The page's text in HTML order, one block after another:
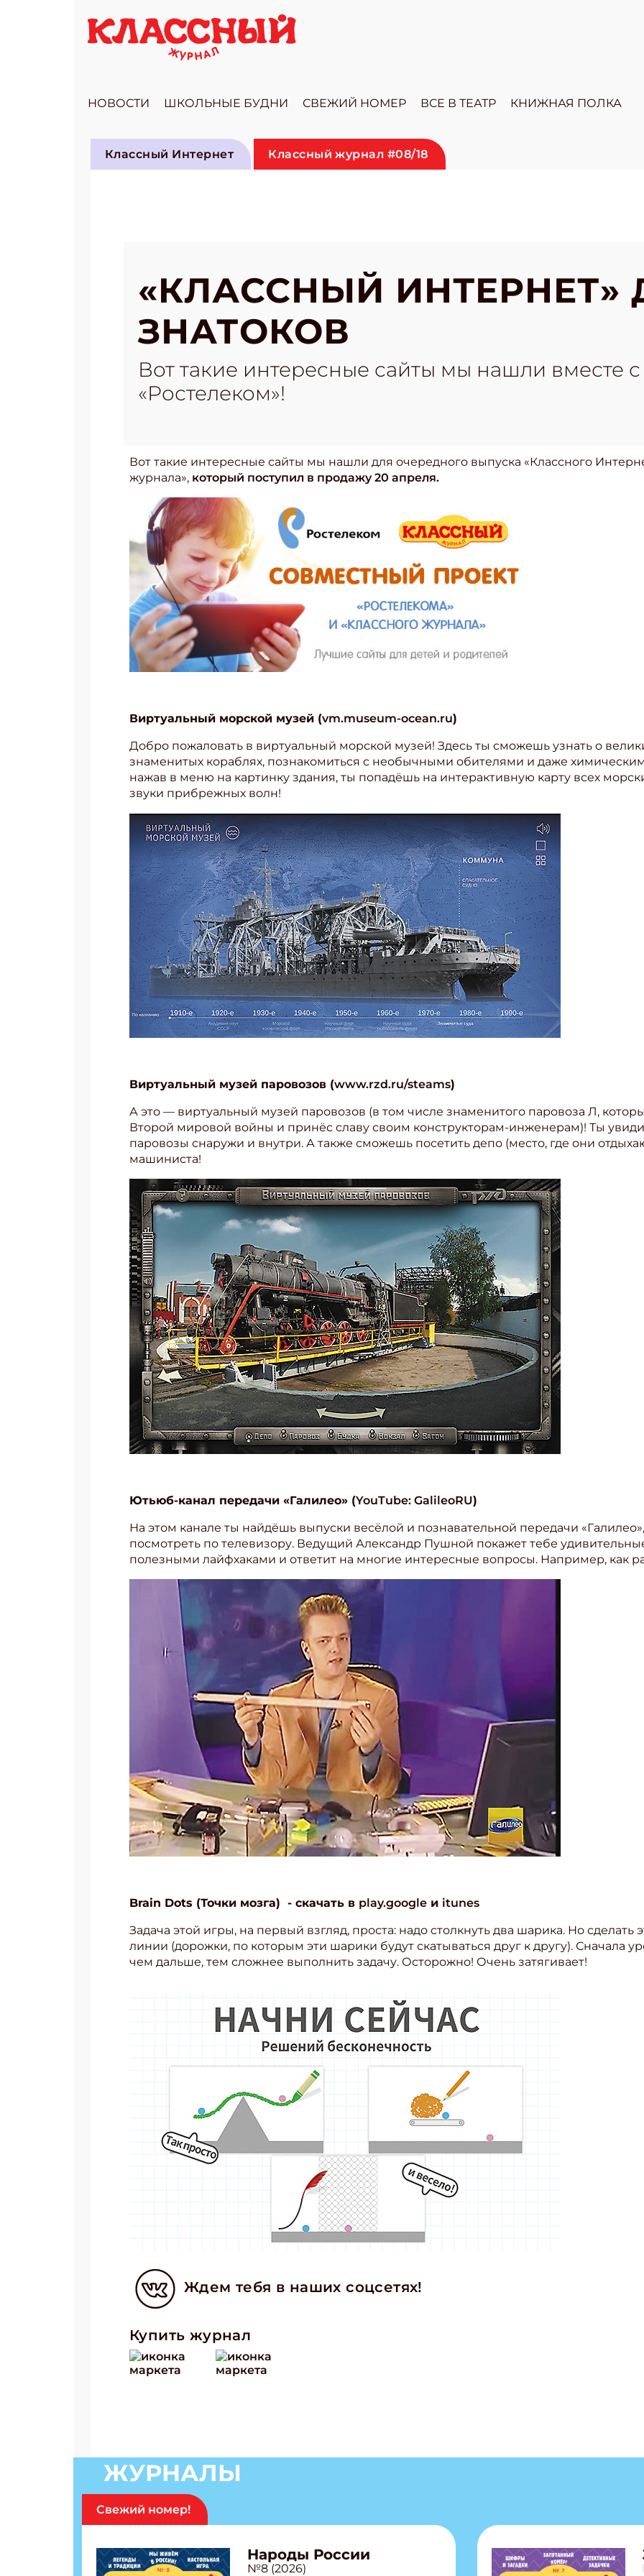
НОВОСТИ ШКОЛЬНЫЕ БУДНИ СВЕЖИЙ НОМЕР ВСЕ В ТЕАТР КНИЖНАЯ ПОЛКА
Классный Интернет Классный журнал #08/18
«КЛАССНЫЙ ИНТЕРНЕТ»
ЗНАТОКОВ
Вот такие интересные сайты мы нашли вместе
«Ростелеком»!
Вот такие интересные сайты мы нашли для очередного выпуска «Классного
журнала», который поступил в продажу 20 апреля.
Виртуальный морской музей (vm.museum-ocean.ru)
Добро пожаловать в виртуальный морской музей! Здесь ты сможешь узнать о
знаменитых кораблях, познакомиться с необычными обителями и даже
нажав в меню на картинку здания, ты попадёшь на интерактивную карту всех
звуки прибрежных волн!
Виртуальный музей паровозов (www.rzd.ru/steams)
А это — виртуальный музей паровозов (в том числе знаменитого паровоза Л,
Второй мировой войны и принёс славу своим конструкторам-инженерам)! Ты
паровозы снаружи и внутри. А также сможешь посетить депо (место, где они
машиниста!
Ютьюб-канал передачи «Галилео» (YouTube: GalileoRU)
На этом канале ты найдёшь выпуски весёлой и познавательной передачи
посмотреть по телевизору. Ведущий Александр Пушной покажет тебе
полезными лайфхаками и ответит на многие интересные вопросы. Например, как
Brain Dots (Точки мозга) - скачать в play.google и itunes
Задача этой игры, на первый взгляд, проста: надо столкнуть два шарика. Но сделать
линии (дорожки, по которым эти шарики будут скатываться друг к другу). Сначала
чем дальше, тем сложнее выполнить задачу. Осторожно! Очень затягивает!
Ждем тебя в наших соцсетях!
Купить журнал
ЖУРНАЛЫ
Свежий номер!
Народы России
№8 (2026)
Подпишись на рассылку
Получи электронный "Классный журнал" в подарок!
Укажите имя
Укажите Ваш Email